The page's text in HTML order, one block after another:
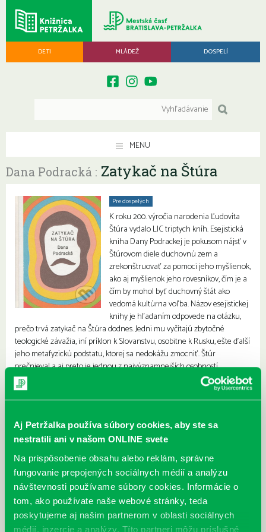
Aj Petržalka používa súbory cookies, aby ste sa
nestratili ani v našom ONLINE svete
Na prispôsobenie obsahu alebo reklám, správne
fungovanie prepojených sociálnych médií a analýzu
návštevnosti používame súbory cookies. Informácie o
tom, ako používate naše webové stránky, teda
poskytujeme aj našim partnerom v oblasti sociálnych
médií, inzercie a analýzy. Títo partneri môžu príslušné
DETI MLÁDEŽ DOSPELÍ
MENU
Dana Podracká : Zatykač na Štúra
Pre dospelých
K roku 200. výročia narodenia Ľudovíta
Štúra vydalo LIC triptych kníh. Esejistická
kniha Dany Podrackej je pokusom nájsť v
Štúrovom diele duchovnú zem a
zrekonštruovať za pomoci jeho myšlienok,
ako aj myšlienok jeho rovesníkov, čím je a
čím by mohol byť duchovný štát ako
vedomá kultúrna voľba. Názov esejistickej
knihy je hľadaním odpovede na otázku,
prečo trvá zatykač na Štúra dodnes. Jedni mu vyčítajú zbytočné
teologické závažia, iní príklon k Slovanstvu, osobitne k Rusku, ešte ďalší
jeho metafyzickú podstatu, ktorej sa nedokážu zmocniť. Štúr
prečnieval a aj preto je jednou z najvýznamnejších osobností
slovenskej histórie. Knihu ilustroval Svätopluk Mikyta a graficky upravil
Palo Bálik.